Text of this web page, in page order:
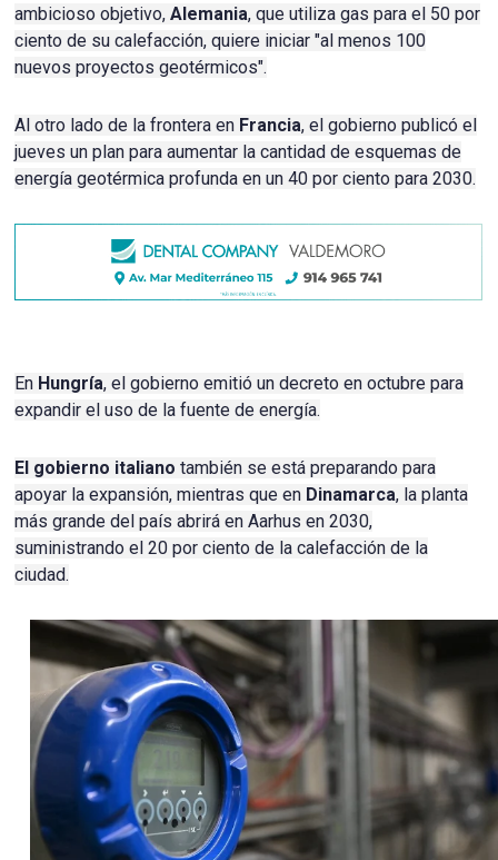
ambicioso objetivo,Alemania, que utiliza gas para el 50 por
ciento de su calefacción, quiere iniciar "al menos 100
nuevos proyectos geotérmicos".
Al otro lado de la frontera en Francia, el gobierno publicó el
jueves un plan para aumentar la cantidad de esquemas de
energía geotérmica profunda en un 40 por ciento para 2030.
En Hungría, el gobierno emitió un decreto en octubre para
expandir el uso de la fuente de energía.
El gobierno italiano también se está preparando para
apoyar la expansión, mientras que en Dinamarca, la planta
más grande del país abrirá en Aarhus en 2030,
suministrando el 20 por ciento de la calefacción de la
ciudad.